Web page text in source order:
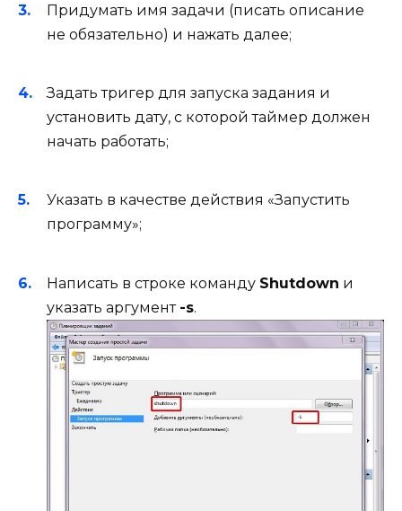
Придумать имя задачи (писать описание
не обязательно) и нажать далее;
Задать тригер для запуска задания и
установить дату, с которой таймер должен
начать работать;
Указать в качестве действия «Запустить
программу»;
Написать в строке команду Shutdown и
указать аргумент -s.